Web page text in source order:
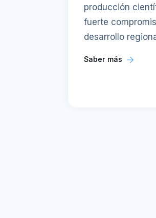
producción
fuerte
desarrollo
Saber más